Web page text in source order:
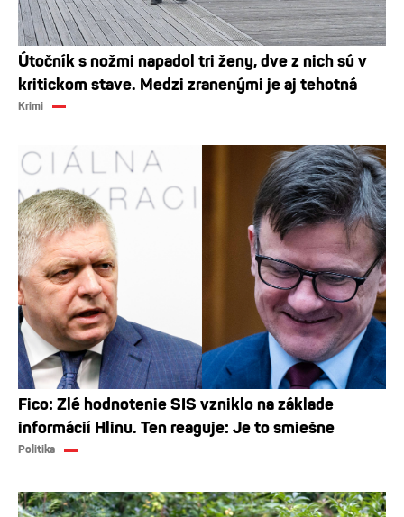
Útočník s nožmi napadol tri ženy, dve z nich sú v
kritickom stave. Medzi zranenými je aj tehotná
Krimi
Fico: Zlé hodnotenie SIS vzniklo na základe
informácií Hlinu. Ten reaguje: Je to smiešne
Politika